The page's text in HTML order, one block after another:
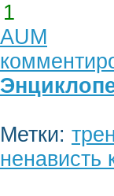
1
AUM
Метки:
ненависть